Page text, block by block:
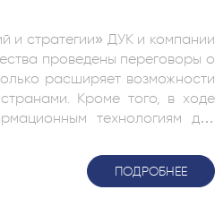
и стратегии» ДУК и компании
расширяет возможности
в ходе
технологиям для
ПОДРОБНЕЕ